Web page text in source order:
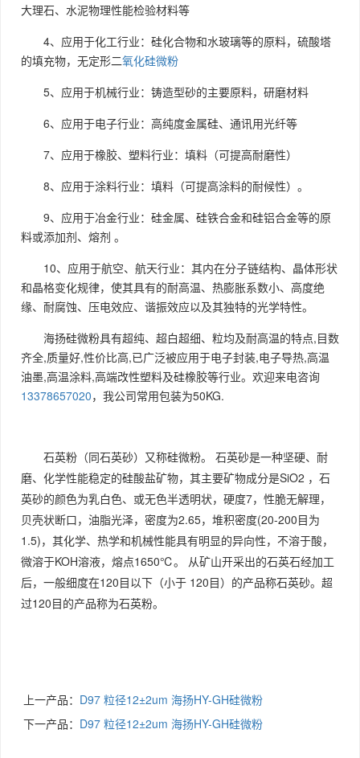
大理石、水泥物理性能检验材料等
4、 应用于化工行业：硅化合物和水玻璃等的原料，硫酸塔
的填充物，无定形二氧化硅微粉
5、 应用于机械行业：铸造型砂的主要原料，研磨材料
6、 应用于电子行业：高纯度金属硅、通讯用光纤等
7、 应用于橡胶、塑料行业：填料（可提高耐磨性）
8、 应用于涂料行业：填料（可提高涂料的耐候性）。
9、 应用于冶金行业：硅金属、硅铁合金和硅铝合金等的原
料或添加剂、熔剂 。
10、 应用于航空、航天行业：其内在分子链结构、晶体形状
和晶格变化规律，使其具有的耐高温、热膨胀系数小、高度绝
缘、耐腐蚀、压电效应、谐振效应以及其独特的光学特性。
海扬硅微粉具有超纯、超白超细、粒均及耐高温的特点,目数
齐全,质量好,性价比高,已广泛被应用于电子封装,电子导热,高温
油墨,高温涂料,高端改性塑料及硅橡胶等行业。欢迎来电咨询
13378657020，我公司常用包装为50KG.
石英粉（同石英砂）又称硅微粉。 石英砂是一种坚硬、耐
磨、化学性能稳定的硅酸盐矿物，其主要矿物成分是SiO2 ，石
英砂的颜色为乳白色、或无色半透明状，硬度7，性脆无解理，
贝壳状断口， 油脂光泽，密度为2.65， 堆积密度(20-200目为
1.5)，其化学、热学和机械性能具有明显的异向性，不溶于酸，
微溶于KOH溶液，熔点1650℃。 从矿山开采出的石英石经加工
后，一般细度在120目以下（小于 120目）的产品称石英砂。超
过120目的产品称为石英粉。
上一产品： D97 粒径12±2um 海扬HY-GH硅微粉
下一产品： D97 粒径12±2um 海扬HY-GH硅微粉